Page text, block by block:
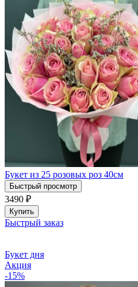
Букет из 25 розовых роз 40см
Быстрый просмотр
3490 ₽
Купить
Быстрый заказ
Букет дня
Акция
-15%